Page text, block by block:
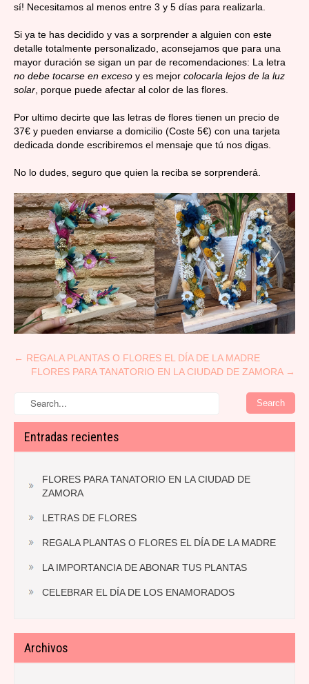
sí! Necesitamos al menos entre 3 y 5 días para realizarla.
Si ya te has decidido y vas a sorprender a alguien con este
detalle totalmente personalizado, aconsejamos que para una
mayor duración se sigan un par de recomendaciones: La letra
no debe tocarse en exceso y es mejor colocarla lejos de la luz
solar , porque puede afectar al color de las flores.
Por ultimo decirte que las letras de flores tienen un precio de
37€ y pueden enviarse a domicilio (Coste 5€) con una tarjeta
dedicada donde escribiremos el mensaje que tú nos digas.
No lo dudes, seguro que quien la reciba se sorprenderá.
Post
navigation
← REGALA PLANTAS O FLORES EL DÍA DE LA MADRE
FLORES PARA TANATORIO EN LA CIUDAD DE ZAMORA →
Entradas recientes
FLORES PARA TANATORIO EN LA CIUDAD DE
ZAMORA
LETRAS DE FLORES
REGALA PLANTAS O FLORES EL DÍA DE LA MADRE
LA IMPORTANCIA DE ABONAR TUS PLANTAS
CELEBRAR EL DÍA DE LOS ENAMORADOS
Archivos